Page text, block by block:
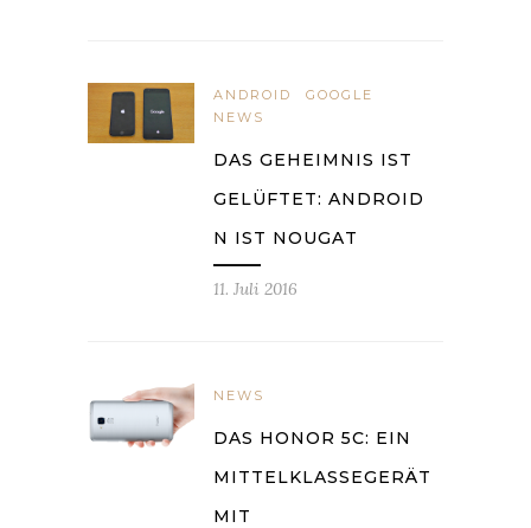
ANDROID
GOOGLE
NEWS
DAS GEHEIMNIS IST
GELÜFTET: ANDROID
N IST NOUGAT
11. Juli 2016
NEWS
DAS HONOR 5C: EIN
MITTELKLASSEGERÄT
MIT